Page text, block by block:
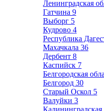
Ленинградская
Гатчина 9
Выборг 5
Кудрово 4
Республика
Махачкала 36
Дербент 8
Каспийск 7
Белгородская
Белгород 30
Старый Оскол 5
Валуйки 3
Калининградская